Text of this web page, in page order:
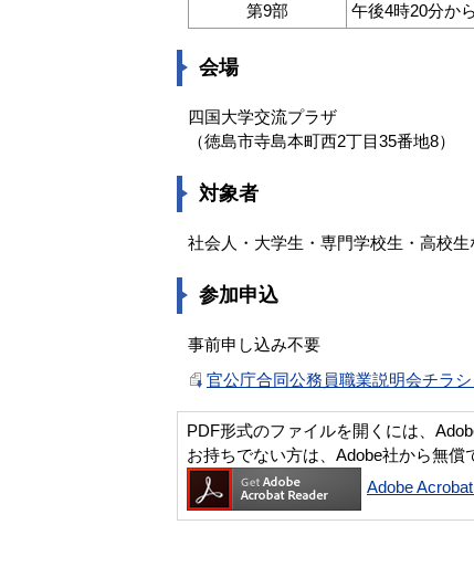
第9部
午後4時20分か
会場
四国大学交流プラザ
（徳島市寺島本町西2丁目35番地8）
対象者
社会人・大学生・専門学校生・高校生
参加申込
事前申し込み不要
官公庁合同公務員職業説明会チラシ
PDF形式のファイルを開くには、
お持ちでない方は、Adobe社から無償
Adobe